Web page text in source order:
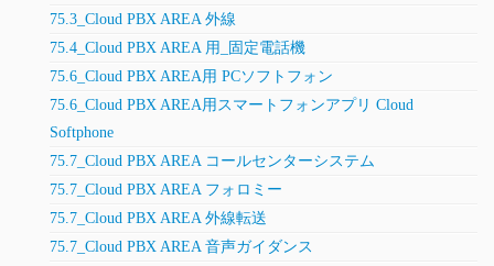
75.3_Cloud PBX AREA 外線
75.4_Cloud PBX AREA 用_固定電話機
75.6_Cloud PBX AREA用 PCソフトフォン
75.6_Cloud PBX AREA用スマートフォンアプリ Cloud
Softphone
75.7_Cloud PBX AREA コールセンターシステム
75.7_Cloud PBX AREA フォロミー
75.7_Cloud PBX AREA 外線転送
75.7_Cloud PBX AREA 音声ガイダンス